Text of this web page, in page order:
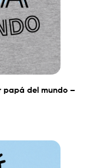
papá del mundo –